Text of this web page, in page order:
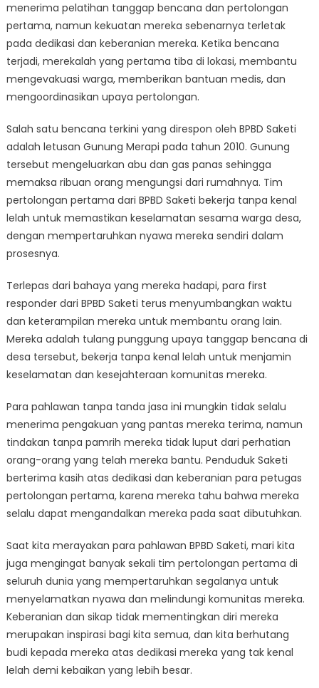
menerima pelatihan tanggap bencana dan pertolongan
pertama, namun kekuatan mereka sebenarnya terletak
pada dedikasi dan keberanian mereka. Ketika bencana
terjadi, merekalah yang pertama tiba di lokasi, membantu
mengevakuasi warga, memberikan bantuan medis, dan
mengoordinasikan upaya pertolongan.
Salah satu bencana terkini yang direspon oleh BPBD Saketi
adalah letusan Gunung Merapi pada tahun 2010. Gunung
tersebut mengeluarkan abu dan gas panas sehingga
memaksa ribuan orang mengungsi dari rumahnya. Tim
pertolongan pertama dari BPBD Saketi bekerja tanpa kenal
lelah untuk memastikan keselamatan sesama warga desa,
dengan mempertaruhkan nyawa mereka sendiri dalam
prosesnya.
Terlepas dari bahaya yang mereka hadapi, para first
responder dari BPBD Saketi terus menyumbangkan waktu
dan keterampilan mereka untuk membantu orang lain.
Mereka adalah tulang punggung upaya tanggap bencana di
desa tersebut, bekerja tanpa kenal lelah untuk menjamin
keselamatan dan kesejahteraan komunitas mereka.
Para pahlawan tanpa tanda jasa ini mungkin tidak selalu
menerima pengakuan yang pantas mereka terima, namun
tindakan tanpa pamrih mereka tidak luput dari perhatian
orang-orang yang telah mereka bantu. Penduduk Saketi
berterima kasih atas dedikasi dan keberanian para petugas
pertolongan pertama, karena mereka tahu bahwa mereka
selalu dapat mengandalkan mereka pada saat dibutuhkan.
Saat kita merayakan para pahlawan BPBD Saketi, mari kita
juga mengingat banyak sekali tim pertolongan pertama di
seluruh dunia yang mempertaruhkan segalanya untuk
menyelamatkan nyawa dan melindungi komunitas mereka.
Keberanian dan sikap tidak mementingkan diri mereka
merupakan inspirasi bagi kita semua, dan kita berhutang
budi kepada mereka atas dedikasi mereka yang tak kenal
lelah demi kebaikan yang lebih besar.